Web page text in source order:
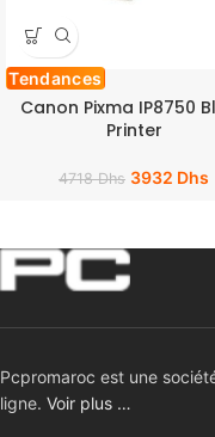
Tendances
Canon Pixma IP8750
Printer
4718Dhs 3932 Dhs
Pcpromaroc est une
ligne. Voir plus …